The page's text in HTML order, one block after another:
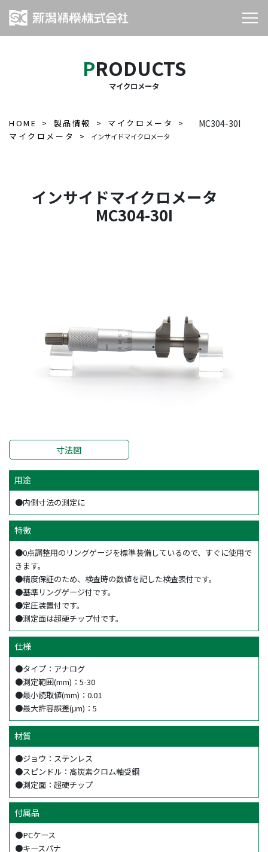
PRODUCTS
マイクロメータ
HOME 製品情報
マイクロメータ
マイクロメータ
インサイドマイクロメータ
MC304-30I
インサイドマイクロメータ
MC304-30I
寸法図
用途
●内側寸法の測定に
特徴
●0点調整用のリングゲージを標準装備しているので、すぐに使用で
きます。
●精度保証のため、検査時の数値を記した検査表付です。
●基準リングゲージ付です。
●定圧装置付です。
●測定面は超硬チップ付です。
仕様
●タイプ：アナログ
●測定範囲(mm)：5-30
●最小読取値(mm)：0.01
●最大許容誤差(μm)：5
材質
●ジョウ：ステンレス
●スピンドル：高炭素クロム軸受鋼
●測定面：超硬チップ
付属品
●PCケース
●キースパナ